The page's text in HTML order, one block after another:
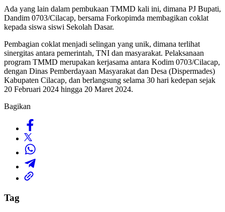
Ada yang lain dalam pembukaan TMMD kali ini, dimana PJ Bupati,
Dandim 0703/Cilacap, bersama Forkopimda membagikan coklat
kepada siswa siswi Sekolah Dasar.
Pembagian coklat menjadi selingan yang unik, dimana terlihat
sinergitas antara pemerintah, TNI dan masyarakat. Pelaksanaan
program TMMD merupakan kerjasama antara Kodim 0703/Cilacap,
dengan Dinas Pemberdayaan Masyarakat dan Desa (Dispermades)
Kabupaten Cilacap, dan berlangsung selama 30 hari kedepan sejak
20 Februari 2024 hingga 20 Maret 2024.
Bagikan
Tag